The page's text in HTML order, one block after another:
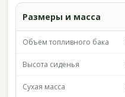
Размеры и масса
Объём топливного бака
Высота сиденья
Сухая масса